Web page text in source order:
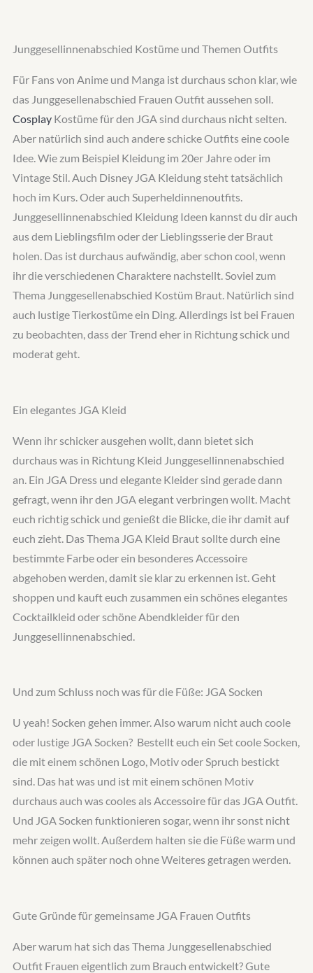
Junggesellinnenabschied Kostüme und Themen Outfits
Für Fans von Anime und Manga ist durchaus schon klar, wie
das Junggesellenabschied Frauen Outfit aussehen soll.
Cosplay Kostüme für den JGA sind durchaus nicht selten.
Aber natürlich sind auch andere schicke Outfits eine coole
Idee. Wie zum Beispiel Kleidung im 20er Jahre oder im
Vintage Stil. Auch Disney JGA Kleidung steht tatsächlich
hoch im Kurs. Oder auch Superheldinnenoutfits.
Junggesellinnenabschied Kleidung Ideen kannst du dir auch
aus dem Lieblingsfilm oder der Lieblingsserie der Braut
holen. Das ist durchaus aufwändig, aber schon cool, wenn
ihr die verschiedenen Charaktere nachstellt. Soviel zum
Thema Junggesellenabschied Kostüm Braut. Natürlich sind
auch lustige Tierkostüme ein Ding. Allerdings ist bei Frauen
zu beobachten, dass der Trend eher in Richtung schick und
moderat geht.
Ein elegantes JGA Kleid
Wenn ihr schicker ausgehen wollt, dann bietet sich
durchaus was in Richtung Kleid Junggesellinnenabschied
an. Ein JGA Dress und elegante Kleider sind gerade dann
gefragt, wenn ihr den JGA elegant verbringen wollt. Macht
euch richtig schick und genießt die Blicke, die ihr damit auf
euch zieht. Das Thema JGA Kleid Braut sollte durch eine
bestimmte Farbe oder ein besonderes Accessoire
abgehoben werden, damit sie klar zu erkennen ist. Geht
shoppen und kauft euch zusammen ein schönes elegantes
Cocktailkleid oder schöne Abendkleider für den
Junggesellinnenabschied.
Und zum Schluss noch was für die Füße: JGA Socken
U yeah! Socken gehen immer. Also warum nicht auch coole
oder lustige JGA Socken? Bestellt euch ein Set coole Socken,
die mit einem schönen Logo, Motiv oder Spruch bestickt
sind. Das hat was und ist mit einem schönen Motiv
durchaus auch was cooles als Accessoire für das JGA Outfit.
Und JGA Socken funktionieren sogar, wenn ihr sonst nicht
mehr zeigen wollt. Außerdem halten sie die Füße warm und
können auch später noch ohne Weiteres getragen werden.
Gute Gründe für gemeinsame JGA Frauen Outfits
Aber warum hat sich das Thema Junggesellenabschied
Outfit Frauen eigentlich zum Brauch entwickelt? Gute